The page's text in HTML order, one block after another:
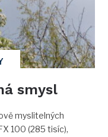
smysl
myslitelných
100 (285 tisíc),